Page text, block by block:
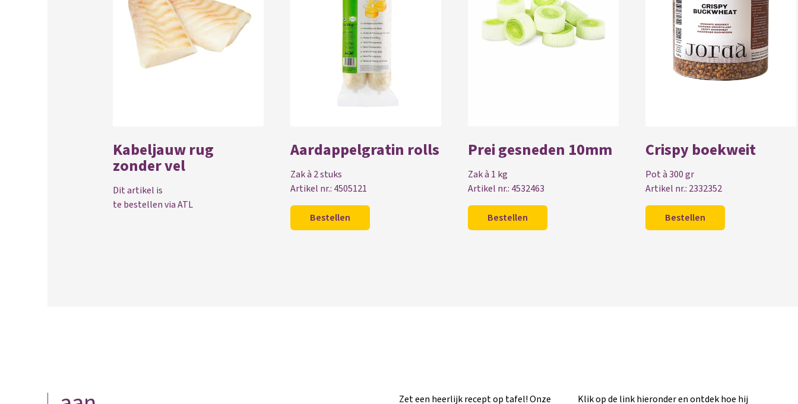
Kabeljauw rug
zonder vel
Dit artikel is
te bestellen via ATL
Aardappelgratin rolls
Zak à 2 stuks
Artikel nr.: 4505121
Bestellen
Prei gesneden 10mm
Zak à 1 kg
Artikel nr.: 4532463
Bestellen
Crispy boekweit
Pot à 300 gr
Artikel nr.: 2332352
Bestellen
Zet een heerlijk recept op tafel! Onze
Klik op de link hieronder en ontdek hoe hij